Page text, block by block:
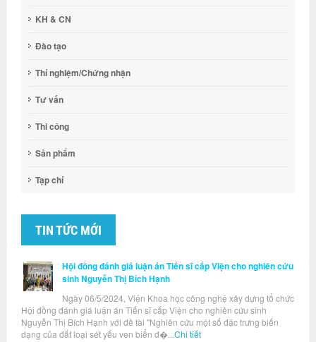
KH & CN
Đào tạo
Thí nghiệm/Chứng nhận
Tư vấn
Thi công
Sản phẩm
Tạp chí
TIN TỨC MỚI
Hội đồng đánh giá luận án Tiến sĩ cấp Viện cho nghiên cứu
sinh Nguyễn Thị Bích Hạnh
Ngày 06/5/2024, Viện Khoa học công nghệ xây dựng tổ chức
Hội đồng đánh giá luận án Tiến sĩ cấp Viện cho nghiên cứu sinh
Nguyễn Thị Bích Hạnh với đề tài "Nghiên cứu một số đặc trưng biến
dạng của đất loại sét yếu ven biển đ�... Chi tiết